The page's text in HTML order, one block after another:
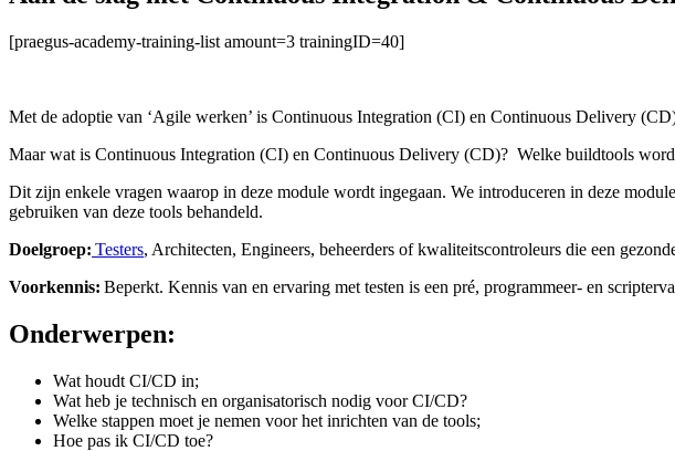
[praegus-academy-training-list amount=3 trainingID=40]
Met de adoptie van ‘Agile werken’ is Continuous Integration (CI) en Continuous Delivery
Maar wat is Continuous Integration (CI) en Continuous Delivery (CD)? Welke buildtools
Dit zijn enkele vragen waarop in deze module wordt ingegaan. We introduceren in deze
gebruiken van deze tools behandeld.
Doelgroep: Testers, Architecten, Engineers, beheerders of kwaliteitscontroleurs die een
Voorkennis: Beperkt. Kennis van en ervaring met testen is een pré, programmeer- en
Onderwerpen:
Wat houdt CI/CD in;
Wat heb je technisch en organisatorisch nodig voor CI/CD?
Welke stappen moet je nemen voor het inrichten van de tools;
Hoe pas ik CI/CD toe?